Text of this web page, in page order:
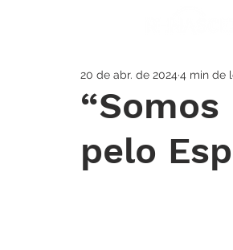
pelo
20 de abr. de 2024 4 min de